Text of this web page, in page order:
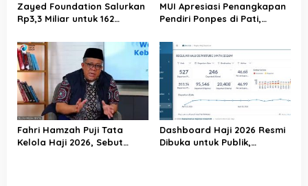
Zayed Foundation Salurkan
Rp3,3 Miliar untuk 162
Perkuat Kerja Sama Haji RI–
UEA
MUI Apresiasi Penangkapan
Pendiri Ponpes di Pati,
bagi Perusak Akhlak
Pesantren
Fahri Hamzah Puji Tata
Kelola Haji 2026, Sebut
Dashboard Haji 2026 Resmi
Dibuka untuk Publik,